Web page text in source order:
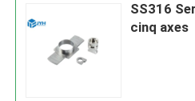
SS316
cinq axes